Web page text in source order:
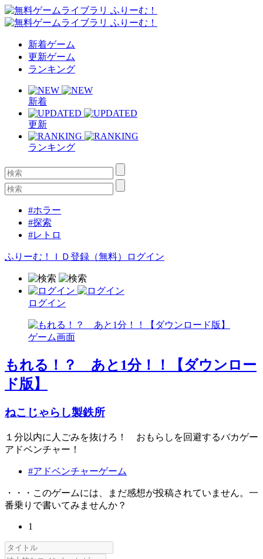
新着ゲーム
更新ゲーム
ランキング
新着
更新
ランキング
#ホラー
#探索
#レトロ
ふりーむ！ＩＤ登録（無料） ログイン
ログイン
もれる！？ あと1分！！【ダウンロー
ド版】
ねこじゃらし製鉄所
１分以内に人ごみを抜けろ！ おもらしを回避するバカゲー
アドベンチャー！
#アドベンチャーゲーム
・・・このゲームには、まだ感想が投稿されていません。一
番乗りで書いてみませんか？
1